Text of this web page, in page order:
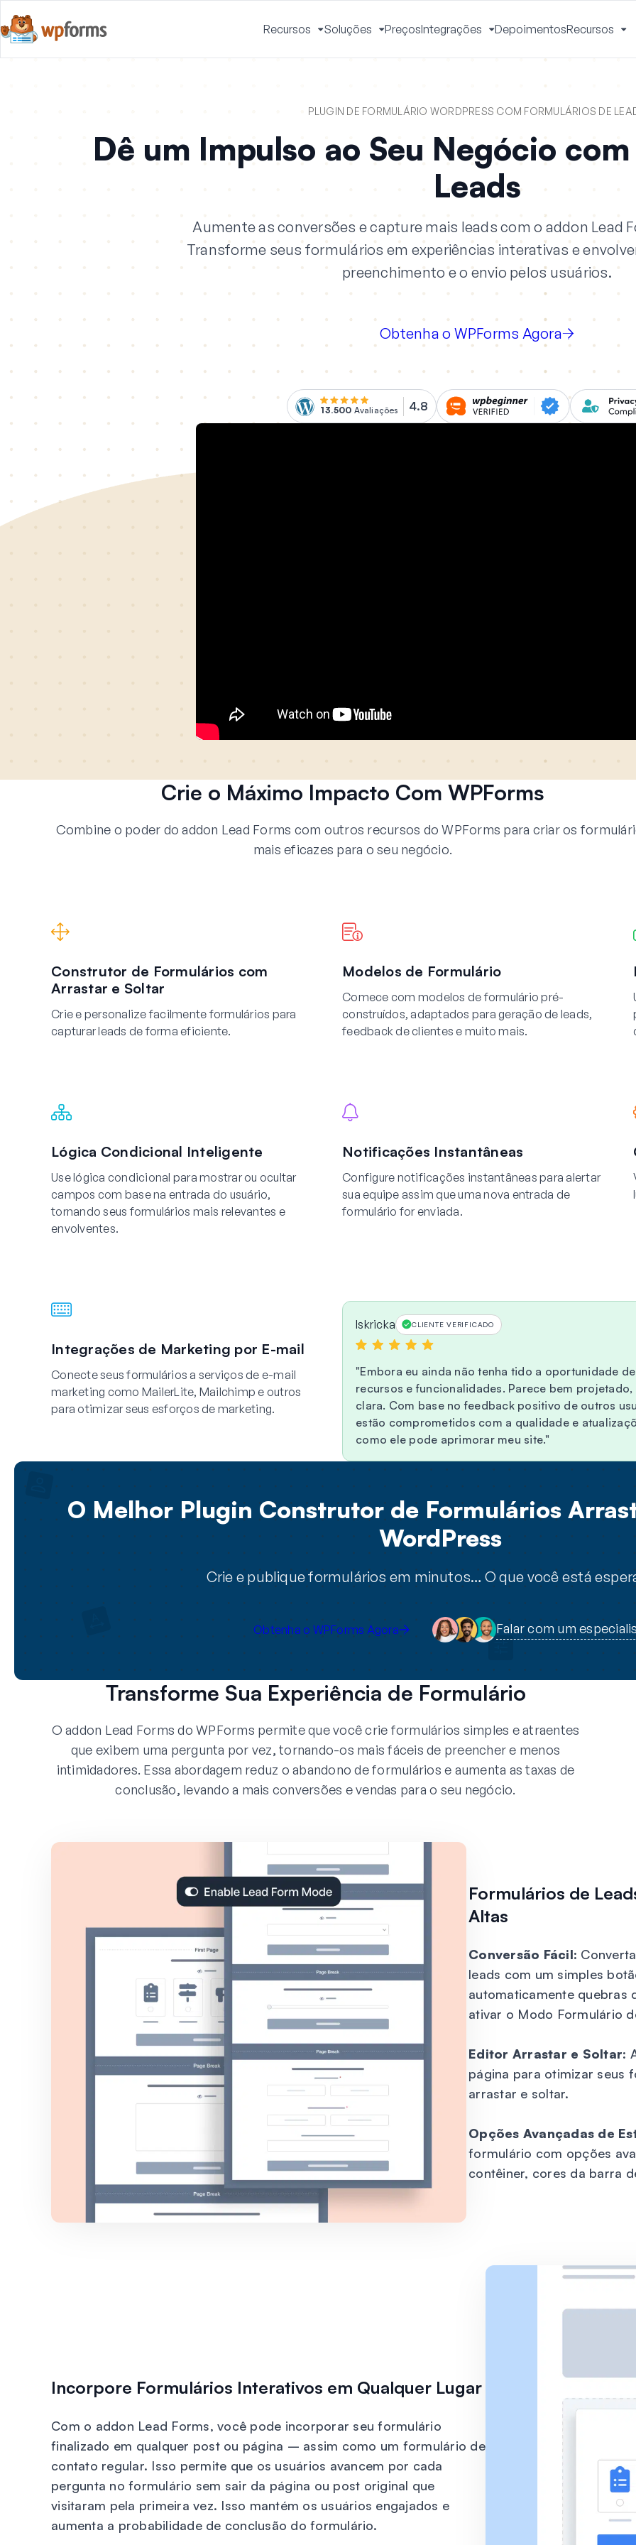
Recursos
Alternar
Menu
Soluções
Alternar
Menu
PreçosIntegrações
Alternar
Menu
DepoimentosRecursos
PLUGIN DE FORMULÁRIO WORDPRESS COM FORMULÁRIOS DE
Dê um Impulso ao Seu Negócio
Leads
Aumente as conversões e capture mais leads com o addon Lead
Transforme seus formulários em experiências interativas e
preenchimento e o envio pelos usuários.
Obtenha o WPForms Agora
13.500 Avaliações 4.8
Crie o Máximo Impacto Com WPForms
Combine o poder do addon Lead Forms com outros recursos do WPForms para criar os
mais eficazes para o seu negócio.
Construtor de Formulários com
Arrastar e Soltar
Crie e personalize facilmente formulários para
capturar leads de forma eficiente.
Modelos de Formulário
Comece com modelos de formulário pré-
construídos, adaptados para geração de leads,
feedback de clientes e muito mais.
Lógica Condicional Inteligente
Use lógica condicional para mostrar ou ocultar
campos com base na entrada do usuário,
tornando seus formulários mais relevantes e
envolventes.
Notificações Instantâneas
Configure notificações instantâneas para alertar
sua equipe assim que uma nova entrada de
formulário for enviada.
Integrações de Marketing por E-mail
Conecte seus formulários a serviços de e-mail
marketing como MailerLite, Mailchimp e outros
para otimizar seus esforços de marketing.
Iskricka CLIENTE VERIFICADO
Embora eu ainda não tenha tido a oportunidade
recursos e funcionalidades. Parece bem
clara. Com base no feedback positivo de outros
estão comprometidos com a qualidade e
como ele pode aprimorar meu site.
O Melhor Plugin Construtor de Formulários
WordPress
Crie e publique formulários em minutos… O que você está
Obtenha o WPForms Agora Falar com um
Transforme Sua Experiência de Formulário
O addon Lead Forms do WPForms permite que você crie formulários simples e atraentes
que exibem uma pergunta por vez, tornando-os mais fáceis de preencher e menos
intimidadores. Essa abordagem reduz o abandono de formulários e aumenta as taxas de
conclusão, levando a mais conversões e vendas para o seu negócio.
Formulários de
Altas
Conversão Fácil:
leads com um simples
automaticamente quebras
ativar o Modo Formulário
Editor Arrastar e Soltar:
página para otimizar seus
arrastar e soltar.
Opções Avançadas de
formulário com opções
contêiner, cores da barra
Incorpore Formulários Interativos em Qualquer Lugar
Com o addon Lead Forms, você pode incorporar seu formulário
finalizado em qualquer post ou página – assim como um formulário de
contato regular. Isso permite que os usuários avancem por cada
pergunta no formulário sem sair da página ou post original que
visitaram pela primeira vez. Isso mantém os usuários engajados e
aumenta a probabilidade de conclusão do formulário.